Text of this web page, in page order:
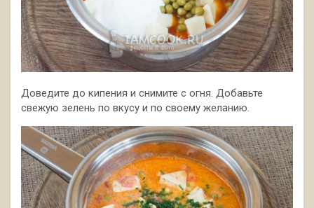
Доведите до кипения и снимите с огня. Добавьте
свежую зелень по вкусу и по своему желанию.